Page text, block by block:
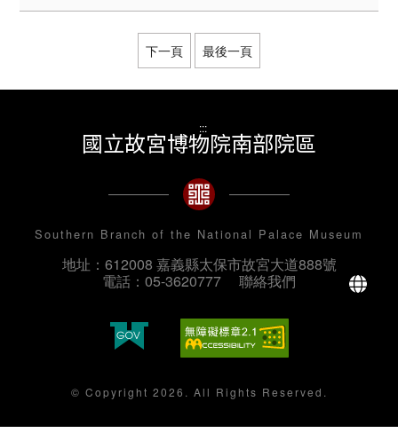
念，帶領觀眾走向遠洋，探索島嶼東南亞綿延
千年的多元文化內涵。臺灣孤懸於東亞海域的
邊緣，北接琉球、日本..
下一頁 最後一頁
:::
國立故宮博物院南部院區
Southern Branch of the National Palace Museum
地址：612008 嘉義縣太保市故宮大道888號
電話：05-3620777
聯絡我們
© Copyright 2026. All Rights Reserved.